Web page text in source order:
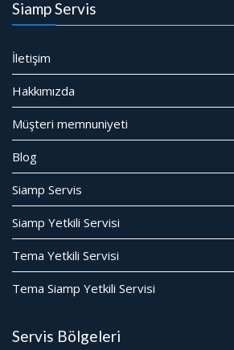
Siamp Servis
İletişim
Hakkımızda
Müşteri memnuniyeti
Blog
Siamp Servis
Siamp Yetkili Servisi
Tema Yetkili Servisi
Tema Siamp Yetkili Servisi
Servis Bölgeleri